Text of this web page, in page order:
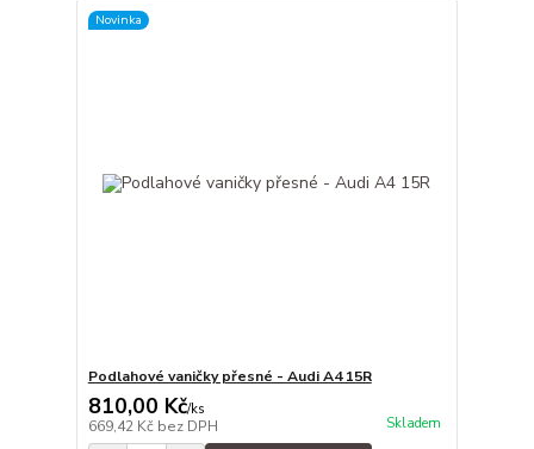
Novinka
Podlahové vaničky přesné - Audi A4 15R
810,00 Kč/ks
669,42 Kč bez DPH Skladem